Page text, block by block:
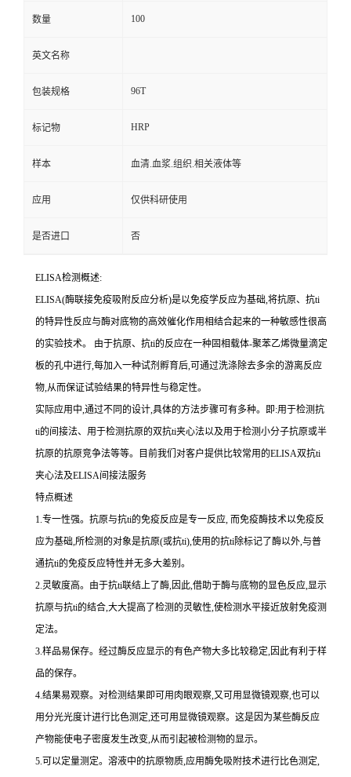
数量 100
英文名称
包装规格 96T
标记物 HRP
样本 血清.血浆.组织.相关液体等
应用 仅供科研使用
是否进口 否
ELISA检测概述:
ELISA(酶联接免疫吸附反应分析)是以免疫学反应为基础,将抗原、 抗ti
的特异性反应与酶对底物的高效催化作用相结合起来的一种敏感性很高
的实验技术。
由于抗原、 抗ti的反应在一种固相载体-聚苯乙烯微量滴定
板的孔中进行,每加入一种试剂孵育后,可通过洗涤除去多余的游离反应
物,从而保证试验结果的特异性与稳定性。
实际应用中,通过不同的设计,具体的方法步骤可有多种。即:用于检测抗
ti的间接法、用于检测抗原的双抗ti夹心法以及用于检测小分子抗原或半
抗原的抗原竞争法等等。目前我们对客户提供比较常用的ELISA双抗ti
夹心法及ELISA间接法服务
特点概述
1.专一性强。抗原与抗ti的免疫反应是专一反应, 而免疫酶技术以免疫反
应为基础,所检测的对象是抗原(或抗ti),使用的抗ti除标记了酶以外,与普
通抗ti的免疫反应特性并无多大差别。
2.灵敏度高。由于抗ti联结上了酶,因此,借助于酶与底物的显色反应,显示
抗原与抗ti的结合,大大提高了检测的灵敏性,使检测水平接近放射免疫测
定法。
3.样品易保存。经过酶反应显示的有色产物大多比较稳定,因此有利于样
品的保存。
4.结果易观察。对检测结果即可用肉眼观察,又可用显微镜观察,也可以
用分光光度计进行比色测定,还可用显微镜观察。这是因为某些酶反应
产物能使电子密度发生改变,从而引起被检测物的显示。
5.可以定量测定。溶液中的抗原物质,应用酶免吸附技术进行比色测定,